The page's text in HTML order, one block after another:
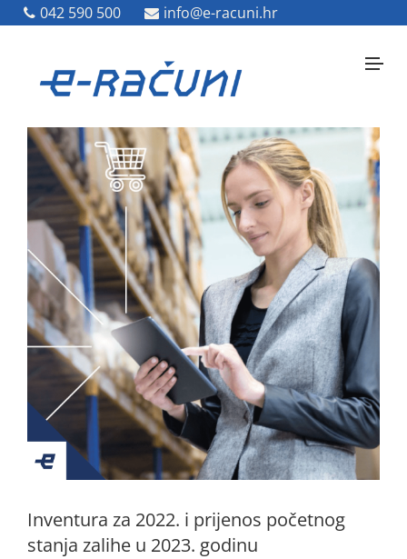
042 590 500 info@e-racuni.hr
042 590 500 info@e-racuni.hr
Inventura za 2022. i prijenos početnog
stanja zalihe u 2023. godinu